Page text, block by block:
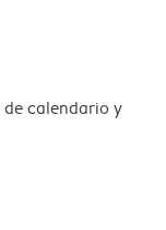
de calendario y